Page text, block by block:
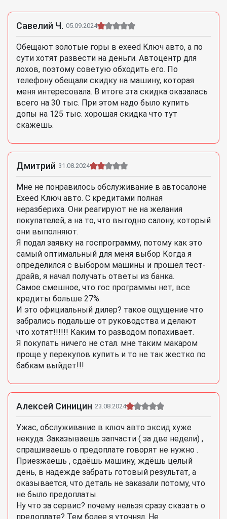
Савелий Ч. 05.09.2024
Обещают золотые горы в exeed Ключ авто, а по
сути хотят развести на деньги. Автоцентр для
лохов, поэтому советую обходить его. По
телефону обещали скидку на машину, которая
меня интересовала. В итоге эта скидка оказалась
всего на 30 тыс. При этом надо было купить
допы на 125 тыс. хорошая скидка что тут
скажешь.
Дмитрий 31.08.2024
Мне не понравилось обслуживание в автосалоне
Exeed Ключ авто. С кредитами полная
неразбериха. Они реагируют не на желания
покупателей, а на то, что выгодно салону, который
они выполняют.
Я подал заявку на госпрограмму, потому как это
самый оптимальный для меня выбор Когда я
определился с выбором машины и прошел тест-
драйв, я начал получать ответы из банка.
Самое смешное, что гос программы нет, все
кредиты больше 27%.
И это официальный дилер? такое ощущение что
забрались подальше от руководства и делают
что хотят!!!!!! Каким то разводом попахивает.
Я покупать ничего не стал. мне таким макаром
проще у перекупов купить и то не так жестко по
бабкам выйдет!!!
Алексей Синицин 23.08.2024
Ужас, обслуживание в ключ авто эксид хуже
некуда. Заказываешь запчасти ( за две недели) ,
спрашиваешь о предоплате говорят не нужно .
Приезжаешь , сдаёшь машину, ждёшь целый
день, в надежде забрать готовый результат, а
оказывается, что деталь не заказали потому, что
не было предоплаты.
Ну что за сервис? почему нельзя сразу сказать о
предоплате? Тем более я уточнял. Не